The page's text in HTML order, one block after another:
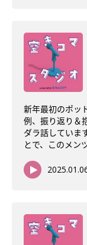
新年最初のポッ
例、振り返り＆
ダラ話していま
とで、このメン